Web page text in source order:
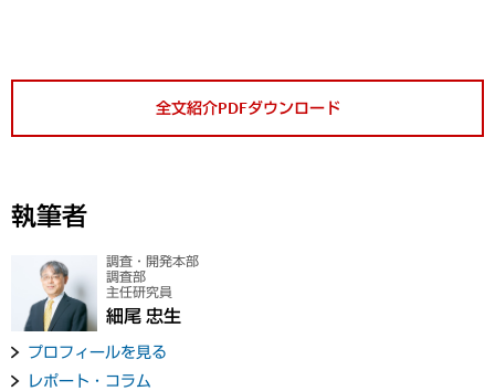
全文紹介PDFダウンロード
執筆者
調査・開発本部
調査部
主任研究員
細尾 忠生
プロフィールを見る
レポート・コラム